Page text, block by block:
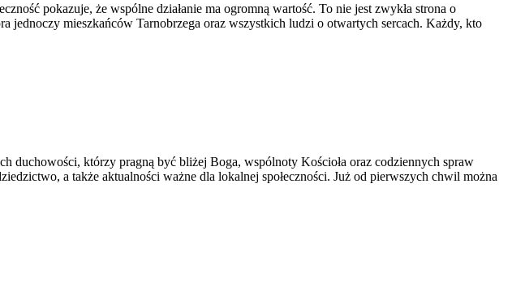
pokazuje, że wspólne działanie ma ogromną wartość. To nie jest zwykła strona o
jednoczy mieszkańców Tarnobrzega oraz wszystkich ludzi o otwartych sercach. Każdy, kto
duchowości, którzy pragną być bliżej Boga, wspólnoty Kościoła oraz codziennych spraw
a także aktualności ważne dla lokalnej społeczności. Już od pierwszych chwil można